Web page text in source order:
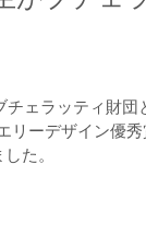
ェラッティ財団
リーデザイン優
た。